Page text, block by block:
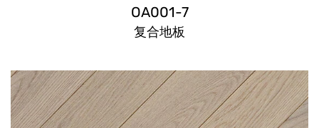
OA001-7
复合地板